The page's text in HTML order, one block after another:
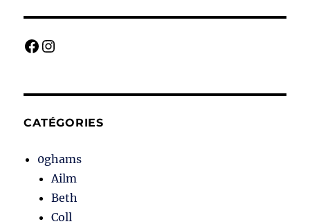
Facebook
Instagram
CATÉGORIES
0ghams
Ailm
Beth
Coll